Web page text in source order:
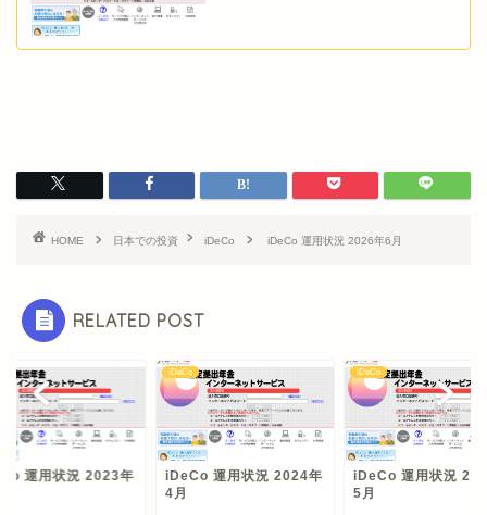
HOME 日本での投資 iDeCo iDeCo 運用状況 2026年6月
RELATED POST
運用状況 2023年
iDeCo
iDeCo 運用状況 2024年
4月
iDeCo
iDeCo 運用状況
5月